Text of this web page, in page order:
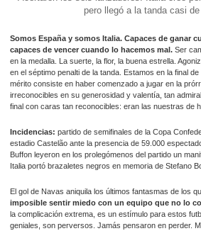
pero llegó a la tanda casi de
Somos España y somos Italia. Capaces de ganar
capaces de vencer cuando lo hacemos mal. Ser
en la medalla. La suerte, la flor, la buena estrella.
en el séptimo penalti de la tanda. Estamos en la final
mérito consiste en haber comenzado a jugar en la
irreconocibles en su generosidad y valentía, tan
final con caras tan reconocibles: eran las nuestras de
Incidencias: partido de semifinales de la Copa
estadio Castelão ante la presencia de 59.000
Buffon leyeron en los prolegómenos del partido un
Italia portó brazaletes negros en memoria de Stefano
El gol de Navas aniquila los últimos fantasmas de los
imposible sentir miedo con un equipo que no lo
la complicación extrema, es un estímulo para estos
geniales, son perversos. Jamás pensaron en perder.